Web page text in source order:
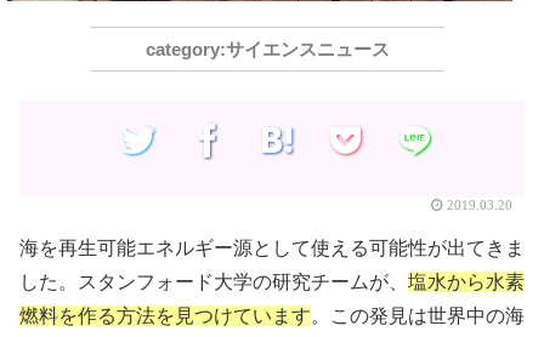
サイエンスニュース
2019.03.20
海を再生可能エネルギー源として使える可能性が出てきま
した。スタンフォード大学の研究チームが、 塩水から水素
燃料を作る方法を見つけています。この発見は世界中の海